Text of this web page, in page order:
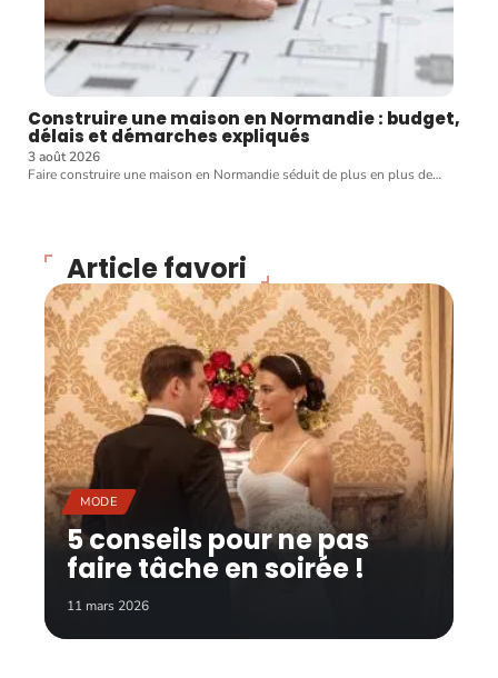
Construire une maison en Normandie : budget,
délais et démarches expliqués
3 août 2026
Faire construire une maison en Normandie séduit de plus en plus de…
Article favori
MODE
5 conseils pour ne pas
faire tâche en soirée !
11 mars 2026